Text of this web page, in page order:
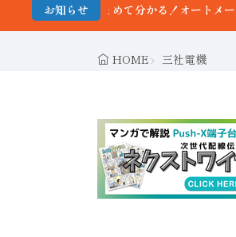
お知らせ
る！オートメーション新聞 最新号＆バッ
HOME 三社電機